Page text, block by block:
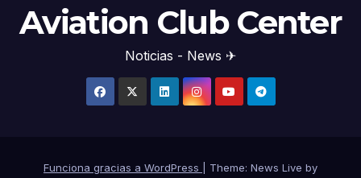
Aviation Club Center
Noticias - News ✈
Funciona gracias a WordPress Theme: News Live by